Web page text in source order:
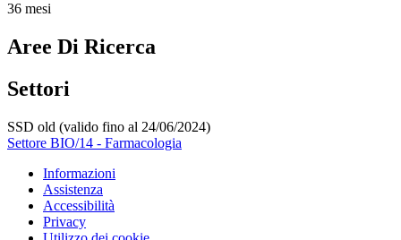
36 mesi
Aree Di Ricerca
Settori
SSD old (valido fino al 24/06/2024)
Settore BIO/14 - Farmacologia
Informazioni
Assistenza
Accessibilità
Privacy